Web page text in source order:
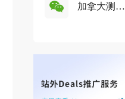
加拿大测评